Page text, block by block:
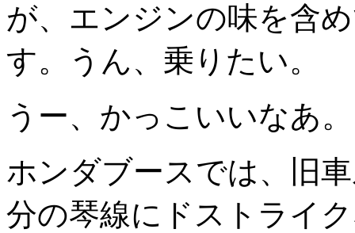
が、エンジンの味を含
す。うん、乗りたい。
うー、かっこいいなあ。
ホンダブースでは、旧
分の琴線にドストライ